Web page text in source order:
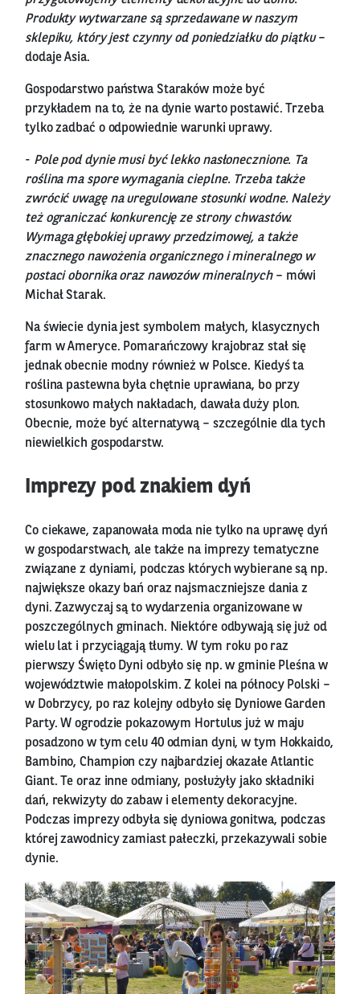
Produkty wytwarzane są sprzedawane w naszym
sklepiku, który jest czynny od poniedziałku do piątku–
dodaje Asia.
Gospodarstwo państwa Staraków może być
przykładem na to, że na dynie warto postawić. Trzeba
tylko zadbać o odpowiednie warunki uprawy.
- Pole pod dynie musi być lekko nasłonecznione. Ta
roślina ma spore wymagania cieplne. Trzeba także
zwrócić uwagę na uregulowane stosunki wodne. Należy
też ograniczać konkurencję ze strony chwastów.
Wymaga głębokiej uprawy przedzimowej, a także
znacznego nawożenia organicznego i mineralnego w
postaci obornika oraz nawozów mineralnych– mówi
Michał Starak.
Na świecie dynia jest symbolem małych, klasycznych
farm w Ameryce. Pomarańczowy krajobraz stał się
jednak obecnie modny również w Polsce. Kiedyś ta
roślina pastewna była chętnie uprawiana, bo przy
stosunkowo małych nakładach, dawała duży plon.
Obecnie, może być alternatywą – szczególnie dla tych
niewielkich gospodarstw.
Imprezy pod znakiem dyń
Co ciekawe, zapanowała moda nie tylko na uprawę dyń
w gospodarstwach, ale także na imprezy tematyczne
związane z dyniami, podczas których wybierane są np.
największe okazy bań oraz najsmaczniejsze dania z
dyni. Zazwyczaj są to wydarzenia organizowane w
poszczególnych gminach. Niektóre odbywają się już od
wielu lat i przyciągają tłumy. W tym roku po raz
pierwszy Święto Dyni odbyło się np. w gminie Pleśna w
województwie małopolskim. Z kolei na północy Polski –
w Dobrzycy, po raz kolejny odbyło się Dyniowe Garden
Party. W ogrodzie pokazowym Hortulus już w maju
posadzono w tym celu 40 odmian dyni, w tym Hokkaido,
Bambino, Champion czy najbardziej okazałe Atlantic
Giant. Te oraz inne odmiany, posłużyły jako składniki
dań, rekwizyty do zabaw i elementy dekoracyjne.
Podczas imprezy odbyła się dyniowa gonitwa, podczas
której zawodnicy zamiast pałeczki, przekazywali sobie
dynie.